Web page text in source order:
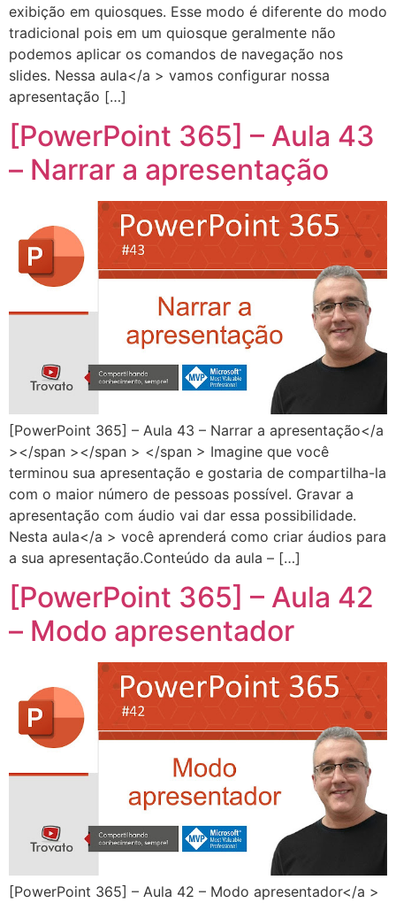
exibição em quiosques. Esse modo é diferente do modo
tradicional pois em um quiosque geralmente não
podemos aplicar os comandos de navegação nos
slides. Nessa aula</a > vamos configurar nossa
apresentação […]
[PowerPoint 365] – Aula 43
– Narrar a apresentação
[PowerPoint 365] – Aula 43 – Narrar a apresentação</a
></span ></span > </span > Imagine que você
terminou sua apresentação e gostaria de compartilha-la
com o maior número de pessoas possível. Gravar a
apresentação com áudio vai dar essa possibilidade.
Nesta aula</a > você aprenderá como criar áudios para
a sua apresentação.Conteúdo da aula – […]
[PowerPoint 365] – Aula 42
– Modo apresentador
[PowerPoint 365] – Aula 42 – Modo apresentador</a >